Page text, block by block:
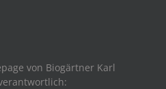
von Biogärtner Karl